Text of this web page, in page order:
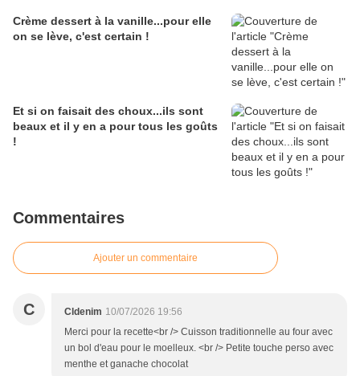
Crème dessert à la vanille...pour elle
on se lève, c'est certain !
Et si on faisait des choux...ils sont
beaux et il y en a pour tous les goûts
!
Commentaires
Ajouter un commentaire
C Cldenim 10/07/2026 19:56
Merci pour la recette<br /> Cuisson traditionnelle au four avec
un bol d'eau pour le moelleux. <br /> Petite touche perso avec
menthe et ganache chocolat